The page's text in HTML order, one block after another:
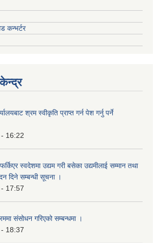
कन्भर्टर
श्रम स्वीकृति प्राप्त गर्न पेश गर्नु पर्ने
16:22
स्वदेशमा उद्यम गरी बसेका उद्यमीलाई सम्मान तथा
दिने सम्बन्धी सूचना ।
17:57
संसोधन गरिएको सम्बन्धमा ।
18:37